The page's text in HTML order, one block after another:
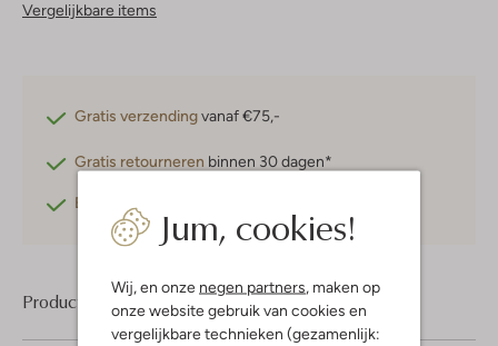
Jum, cookies!
Wij, en onze negen partners, maken op
onze website gebruik van cookies en
vergelijkbare technieken (gezamenlijk:
Vergelijkbare items
Gratis verzendingvanaf €75,-
Gratis retourneren binnen 30 dagen*
Betaal achteraf
Product informatie